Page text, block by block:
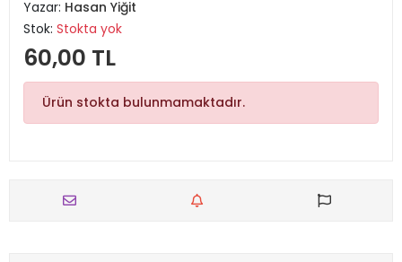
Yazar: Hasan Yiğit
Stok: Stokta yok
60,00 TL
Ürün stokta bulunmamaktadır.